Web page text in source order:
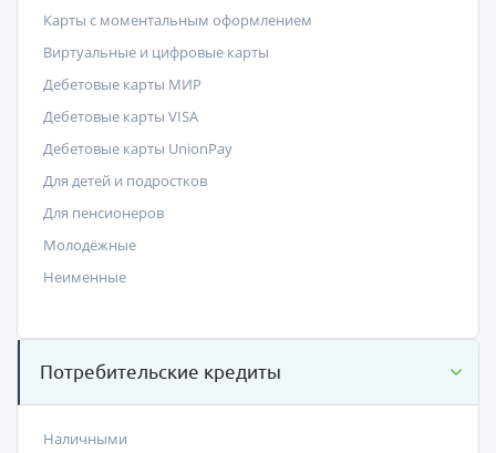
Карты с моментальным оформлением
Виртуальные и цифровые карты
Дебетовые карты МИР
Дебетовые карты VISA
Дебетовые карты UnionPay
Для детей и подростков
Для пенсионеров
Молодёжные
Неименные
Потребительские кредиты
Наличными